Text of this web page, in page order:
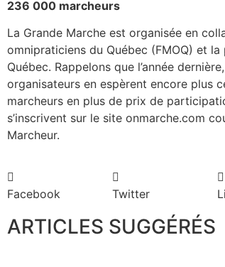
236 000 marcheurs
La Grande Marche est organisée en
omnipraticiens du Québec (FMOQ) et
Québec. Rappelons que l’année
organisateurs en espèrent encore plus
marcheurs en plus de prix de
s’inscrivent sur le site onmarche.com
Marcheur.
Facebook Twitter
ARTICLES SUGGÉRÉS